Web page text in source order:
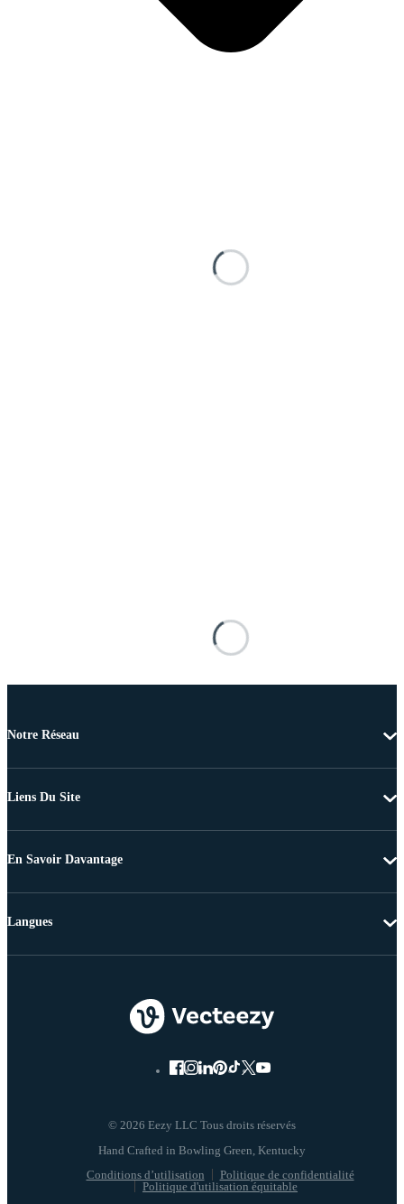
Notre Réseau
Liens Du Site
En Savoir Davantage
© 2026 Eezy LLC Tous droits réservés
Conditions d’utilisation
Politique de confidentialité
Politique d'utilisation équitable
Langues